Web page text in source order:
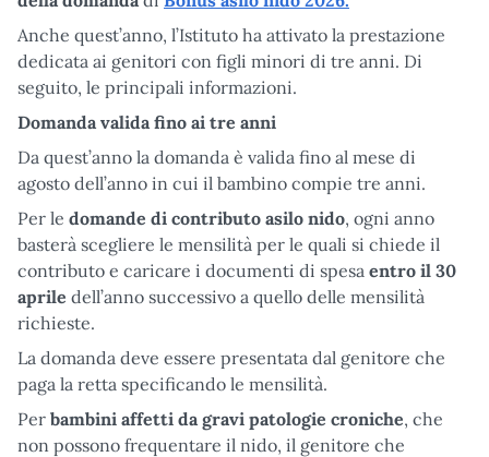
Anche quest’anno, l’Istituto ha attivato la prestazione
dedicata ai genitori con figli minori di tre anni. Di
seguito, le principali informazioni.
Domanda valida fino ai tre anni
Da quest’anno la domanda è valida fino al mese di
agosto dell’anno in cui il bambino compie tre anni.
Per le domande di contributo asilo nido, ogni anno
basterà scegliere le mensilità per le quali si chiede il
contributo e caricare i documenti di spesa entro il 30
aprile dell’anno successivo a quello delle mensilità
richieste.
La domanda deve essere presentata dal genitore che
paga la retta specificando le mensilità.
Per bambini affetti da gravi patologie croniche, che
non possono frequentare il nido, il genitore che